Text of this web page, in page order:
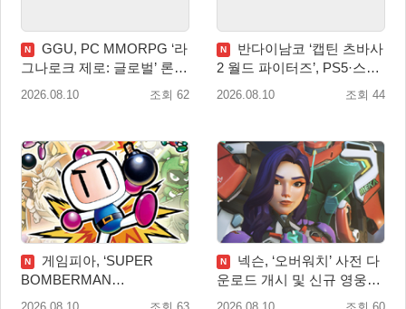
N
GGU, PC MMORPG ‘라
그나로크 제로: 글로벌’ 론칭
전 유저 소통에 주목!
2026.08.10 조회 62
N
반다이남코 ‘캡틴 츠바사
2 월드 파이터즈’, PS5·스위
치 패키지 선주문 실시
2026.08.10 조회 44
N
게임피아, ‘SUPER
BOMBERMAN
COLLECTION’ PS5·스위치
N
넥슨, ‘오버워치’ 사전 다
운로드 개시 및 신규 영웅
‘디몬(D.Mon)’ 공개!